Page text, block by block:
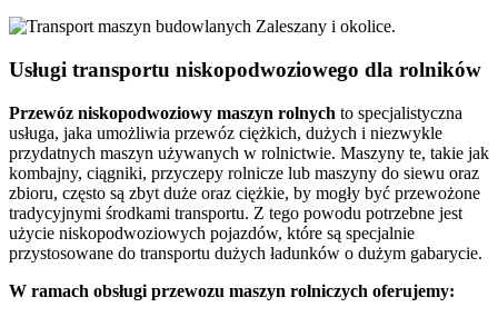
Usługi transportu niskopodwoziowego dla rolników
Przewóz niskopodwoziowy maszyn rolnych to specjalistyczna
usługa, jaka umożliwia przewóz ciężkich, dużych i niezwykle
przydatnych maszyn używanych w rolnictwie. Maszyny te, takie jak
kombajny, ciągniki, przyczepy rolnicze lub maszyny do siewu oraz
zbioru, często są zbyt duże oraz ciężkie, by mogły być przewożone
tradycyjnymi środkami transportu. Z tego powodu potrzebne jest
użycie niskopodwoziowych pojazdów, które są specjalnie
przystosowane do transportu dużych ładunków o dużym gabarycie.
W ramach obsługi przewozu maszyn rolniczych oferujemy: